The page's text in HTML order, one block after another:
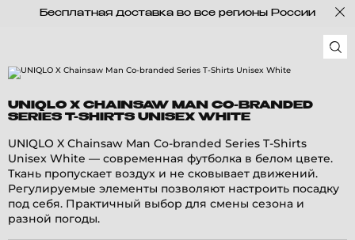
Бесплатная доставка во все регионы России
UNIQLO X CHAINSAW MAN CO-BRANDED
SERIES T-SHIRTS UNISEX WHITE
UNIQLO X Chainsaw Man Co-branded Series T-Shirts
Unisex White — современная футболка в белом цвете.
Ткань пропускает воздух и не сковывает движений.
Регулируемые элементы позволяют настроить посадку
под себя. Практичный выбор для смены сезона и
разной погоды.